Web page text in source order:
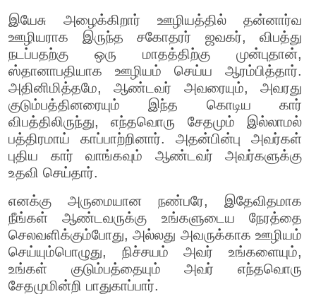
இயேசு அழைக்கிறார் ஊழியத்தில் தன்னார்வ
ஊழியராக இருந்த சகோதரர் ஜவகர், விபத்து
நடப்பதற்கு ஒரு மாதத்திற்கு முன்புதான்,
ஸ்தானாபதியாக ஊழியம் செய்ய ஆரம்பித்தார்.
அதினிமித்தமே, ஆண்டவர் அவரையும், அவரது
குடும்பத்தினரையும் இந்த கொடிய கார்
விபத்திலிருந்து, எந்தவொரு சேதமும் இல்லாமல்
பத்திரமாய் காப்பாற்றினார். அதன்பின்பு அவர்கள்
புதிய கார் வாங்கவும் ஆண்டவர் அவர்களுக்கு
உதவி செய்தார்.
எனக்கு அருமையான நண்பரே, இதேவிதமாக
நீங்கள் ஆண்டவருக்கு உங்களுடைய நேரத்தை
செலவளிக்கும்போது, அல்லது அவருக்காக ஊழியம்
செய்யும்பொழுது, நிச்சயம் அவர் உங்களையும்,
உங்கள் குடும்பத்தையும் அவர் எந்தவொரு
சேதமுமின்றி பாதுகாப்பார்.